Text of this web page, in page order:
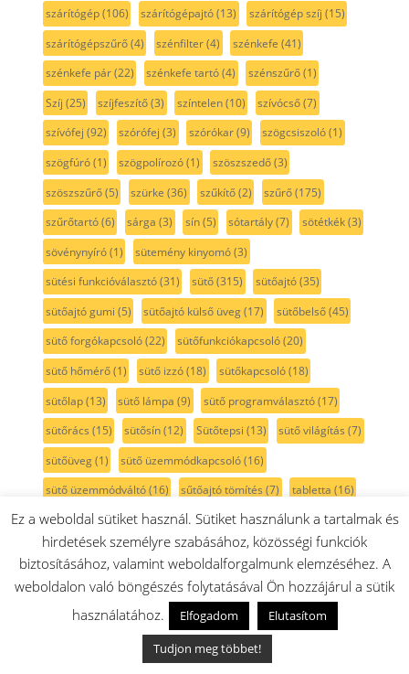
szárítógép(106) szárítógépajtó(13) szárítógép szíj (15)
szárítógépszűrő(4) szénfilter(4) szénkefe (41)
szénkefe pár(22) szénkefe tartó(4) szénszűrő(1)
Szíj (25) szíjfeszítő(3) színtelen(10) szívócső(7)
szívófej (92) szórófej (3) szórókar(9) szögcsiszoló(1)
szögfúró(1) szögpolírozó(1) szöszszedő(3)
szöszszűrő(5) szürke (36) szűkítő(2) szűrő(175)
szűrőtartó(6) sárga (3) sín(5) sótartály(7) sötétkék(3)
sövénynyíró(1) sütemény kinyomó(3)
sütési funkcióválasztó(31) sütő(315) sütőajtó(35)
sütőajtó gumi (5) sütőajtó külső üveg(17) sütőbelső(45)
sütő forgókapcsoló(22) sütőfunkciókapcsoló(20)
sütő hőmérő(1) sütő izzó(18) sütőkapcsoló(18)
sütőlap(13) sütő lámpa (9) sütő programválasztó(17)
sütőrács (15) sütősín(12) Sütőtepsi (13) sütő világítás (7)
sütőüveg(1) sütő üzemmódkapcsoló(16)
sütő üzemmódváltó(16) sűtőajtó tömítés (7) tabletta (16)
takarítógép(66) takaró(3) takarólemez(2) talp (1)
tartozéktáska(2) tartály(82) tartó(16) tassimo (41)
TastyMoments (3) teafőző(1) tejcső (5) tejhabosító(8)
tejtartó(8) tekercs(2) tekercsfedél teleszkópcső
teleszkópos sütősín(12) teljesítmény szabályzó
Ez a weboldal sütiket használ. Sütiket használunk a tartalmak és
hirdetések személyre szabásához, közösségi funkciók
biztosításához, valamint weboldalforgalmunk elemzéséhez. A
weboldalon való böngészés folytatásával Ön hozzájárul a sütik
használatához.
Elfogadom
Elutasítom
Tudjon meg többet!